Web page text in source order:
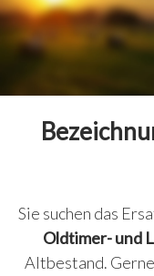
Sie suchen das
Oldtimer- und
Altbestand.